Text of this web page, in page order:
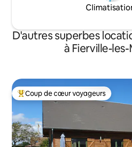
D'autres superbes
à Fierville-
Coup de cœur voyageurs parmi les
Coup de cœur voyageurs